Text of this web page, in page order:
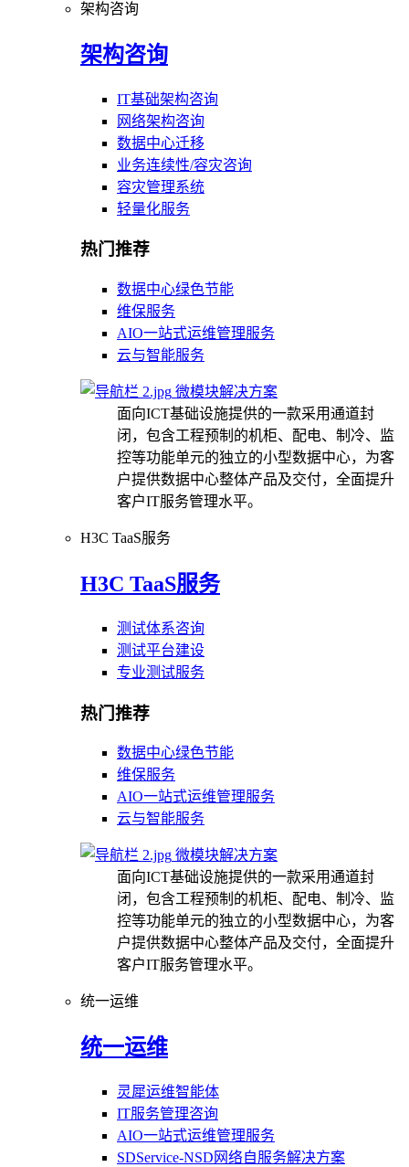
架构咨询
架构咨询
IT基础架构咨询
网络架构咨询
数据中心迁移
业务连续性/容灾咨询
容灾管理系统
轻量化服务
热门推荐
数据中心绿色节能
维保服务
AIO一站式运维管理服务
云与智能服务
微模块解决方案
面向ICT基础设施提供的一款采用通道封
闭，包含工程预制的机柜、配电、制冷、监
控等功能单元的独立的小型数据中心，为客
户提供数据中心整体产品及交付，全面提升
客户IT服务管理水平。
H3C TaaS服务
H3C TaaS服务
测试体系咨询
测试平台建设
专业测试服务
热门推荐
数据中心绿色节能
维保服务
AIO一站式运维管理服务
云与智能服务
微模块解决方案
面向ICT基础设施提供的一款采用通道封
闭，包含工程预制的机柜、配电、制冷、监
控等功能单元的独立的小型数据中心，为客
户提供数据中心整体产品及交付，全面提升
客户IT服务管理水平。
统一运维
统一运维
灵犀运维智能体
IT服务管理咨询
AIO一站式运维管理服务
SDService-NSD网络自服务解决方案